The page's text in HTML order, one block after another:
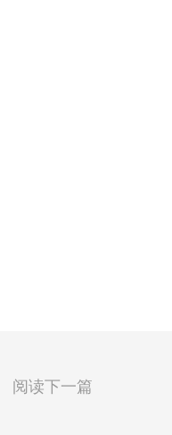
阅读下一篇